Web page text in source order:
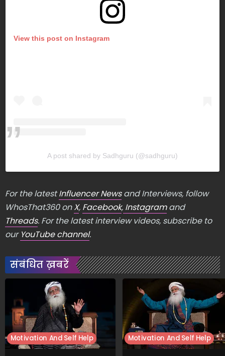
View this post on Instagram
A post shared by Sadhguru (@sadhguru)
For the latestInfluencer Newsand Interviews, follow
WhosThat360 onX, Facebook, Instagramand
Threads. For the latest interview videos, subscribe to
our YouTube channel.
संबंधित ख़बरें
Motivation And Self Help Motivation And Self Help